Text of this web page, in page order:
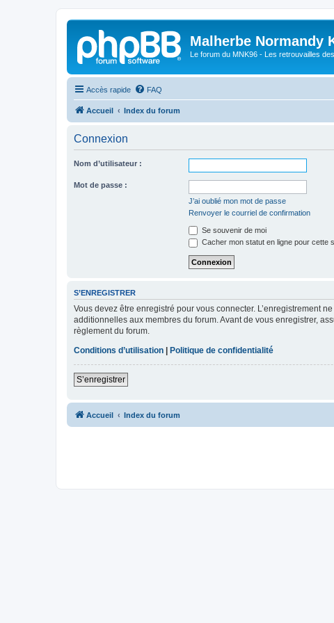
Malherbe Normandy
Le forum du MNK96 - Les retrouvailles
Accès rapide FAQ
Accueil Index du forum
Connexion
Nom d’utilisateur :
Mot de passe :
J’ai oublié mon mot de passe
Renvoyer le courriel de confirmation
Se souvenir de moi
Cacher mon statut en ligne pour cette
S’ENREGISTRER
Vous devez être enregistré pour vous connecter. L’enregistrement
additionnelles aux membres du forum. Avant de vous enregistrer,
règlement du forum.
Conditions d’utilisation
Politique de confidentialité
S’enregistrer
Accueil Index du forum